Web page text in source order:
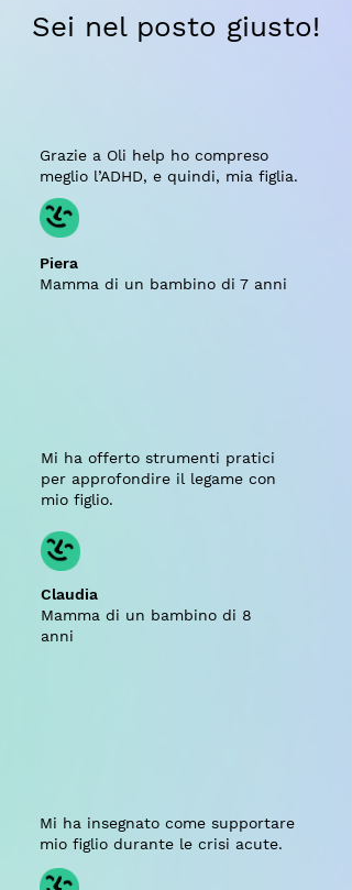
Sei nel posto giusto!
Grazie a Oli help ho compreso
meglio l’ADHD, e quindi, mia figlia.
Piera
Mamma di un bambino di 7 anni
Mi ha offerto strumenti pratici
per approfondire il legame con
mio figlio.
Claudia
Mamma di un bambino di 8
anni
Mi ha insegnato come supportare
mio figlio durante le crisi acute.